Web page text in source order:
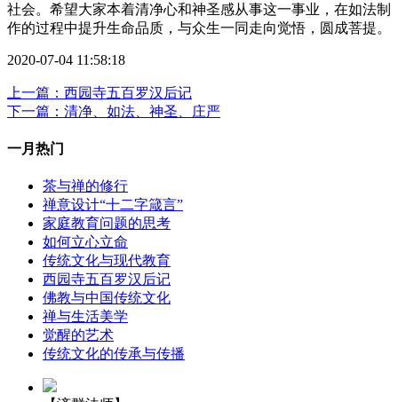
社会。希望大家本着清净心和神圣感从事这一事业，在如法制
作的过程中提升生命品质，与众生一同走向觉悟，圆成菩提。
2020-07-04 11:58:18
上一篇：西园寺五百罗汉后记
下一篇：清净、如法、神圣、庄严
一月热门
茶与禅的修行
禅意设计“十二字箴言”
家庭教育问题的思考
如何立心立命
传统文化与现代教育
西园寺五百罗汉后记
佛教与中国传统文化
禅与生活美学
觉醒的艺术
传统文化的传承与传播